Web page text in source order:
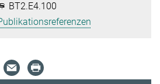
BT2.E4.100